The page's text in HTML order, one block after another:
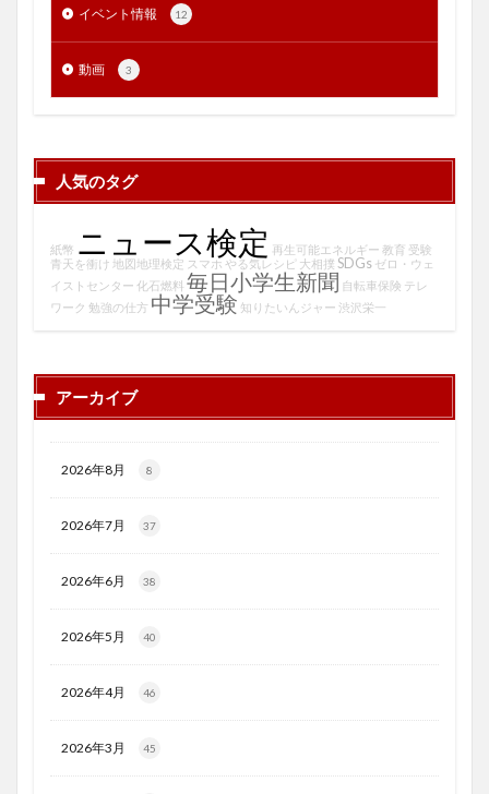
イベント情報 12
動画 3
人気のタグ
紙幣 ニュース検定 再生可能エネルギー 教育 受験
青天を衝け 地図地理検定 スマホ やる気レシピ 大相撲 SDGs ゼロ・ウェ
イストセンター 化石燃料 毎日小学生新聞 自転車保険 テレ
ワーク 勉強の仕方 中学受験 知りたいんジャー 渋沢栄一
アーカイブ
2026年8月 8
2026年7月 37
2026年6月 38
2026年5月 40
2026年4月 46
2026年3月 45